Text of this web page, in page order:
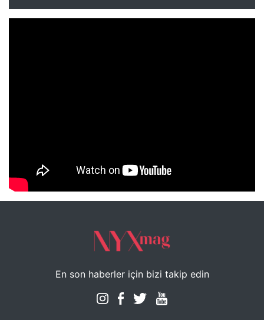
NYXmag 2. Yaş Kutlama Etkinliği
En son haberler için bizi takip edin